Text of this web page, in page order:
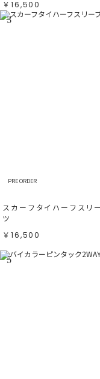
￥16,500
3
PRE ORDER
スカーフタイハーフスリ
ツ
￥16,500
5